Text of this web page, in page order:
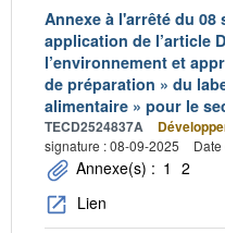
Annexe à l'arrêté du 08
application de l’article
l’environnement et
de préparation » du
alimentaire » pour le
TECD2524837A
signature : 08-09-2025
Annexe(s) : 1 2
Lien